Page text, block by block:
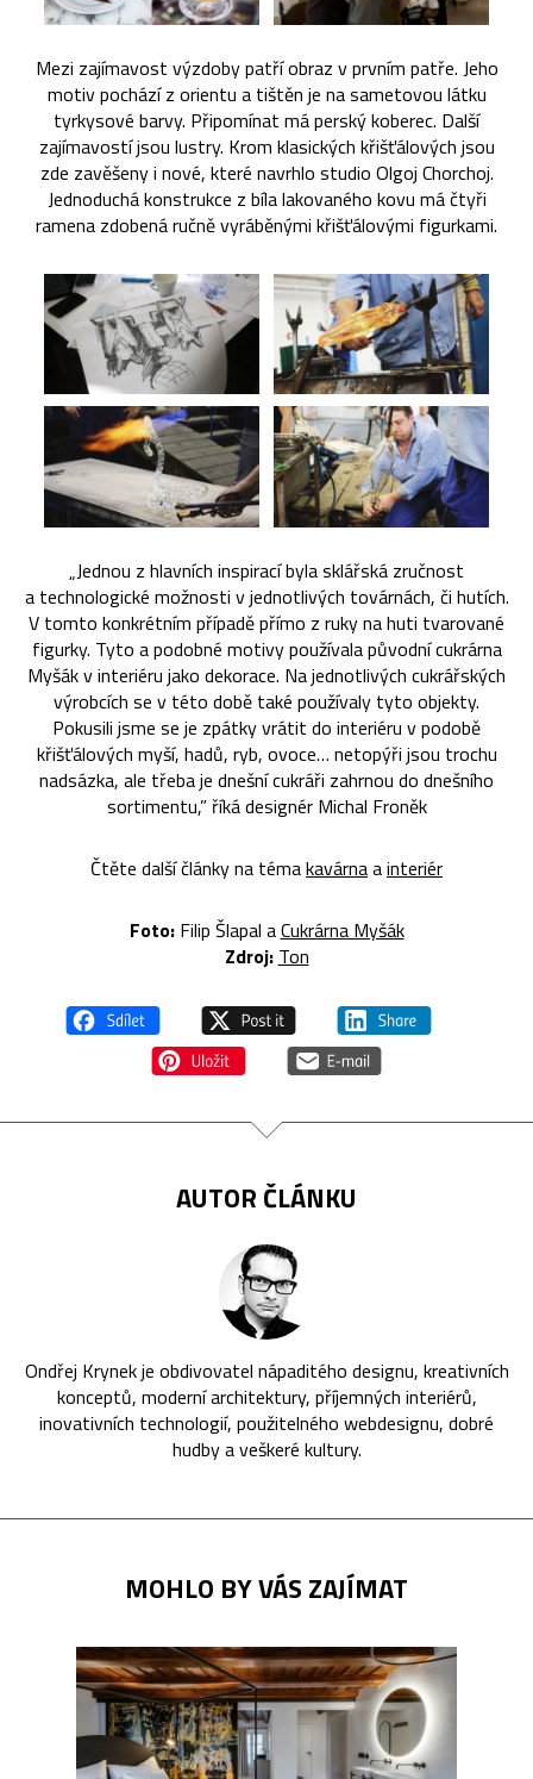
Mezi zajímavost výzdoby patří obraz v prvním patře. Jeho
motiv pochází z orientu a tištěn je na sametovou látku
tyrkysové barvy. Připomínat má perský koberec. Další
zajímavostí jsou lustry. Krom klasických křišťálových jsou
zde zavěšeny i nové, které navrhlo studio Olgoj Chorchoj.
Jednoduchá konstrukce z bíla lakovaného kovu má čtyři
ramena zdobená ručně vyráběnými křišťálovými figurkami.
„Jednou z hlavních inspirací byla sklářská zručnost
a technologické možnosti v jednotlivých továrnách, či hutích.
V tomto konkrétním případě přímo z ruky na huti tvarované
figurky. Tyto a podobné motivy používala původní cukrárna
Myšák v interiéru jako dekorace. Na jednotlivých cukrářských
výrobcích se v této době také používaly tyto objekty.
Pokusili jsme se je zpátky vrátit do interiéru v podobě
křišťálových myší, hadů, ryb, ovoce… netopýři jsou trochu
nadsázka, ale třeba je dnešní cukráři zahrnou do dnešního
sortimentu,” říká designér Michal Froněk
Čtěte další články na témakavárnaainteriér
Foto:Filip Šlapal aCukrárna Myšák
Zdroj: Ton
AUTOR ČLÁNKU
Ondřej Krynek je obdivovatel nápaditého designu, kreativních
konceptů, moderní architektury, příjemných interiérů,
inovativních technologií, použitelného webdesignu, dobré
hudby a veškeré kultury.
MOHLO BY VÁS ZAJÍMAT